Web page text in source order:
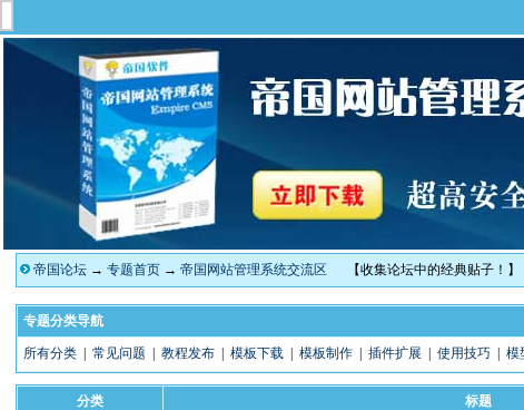
帝国论坛→ 专题首页→ 帝国网站管理系统交流区 【收集论坛中的经典贴子！】
专题分类导航
所有分类| 常见问题 教程发布| 模板下载| 模板制作| 插件扩展 使用技巧| 模
分类 标题